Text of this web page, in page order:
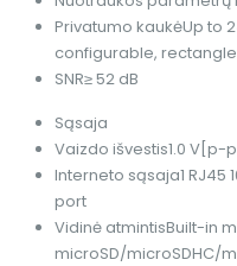
Privatumo kaukėUp to
configurable,
SNR≥ 52 dB
Sąsaja
Vaizdo išvestis1.0 V[p-
Interneto sąsaja1 RJ45
port
Vidinė atmintisBuilt-in
microSD/microSDHC/